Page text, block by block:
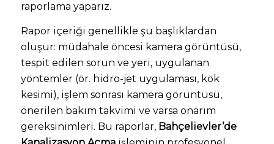
raporlama yaparız.
Rapor içeriği genellikle şu başlıklardan
oluşur: müdahale öncesi kamera görüntüsü,
tespit edilen sorun ve yeri, uygulanan
yöntemler (ör. hidro-jet uygulaması, kök
kesimi), işlem sonrası kamera görüntüsü,
önerilen bakım takvimi ve varsa onarım
gereksinimleri. Bu raporlar, Bahçelievler’de